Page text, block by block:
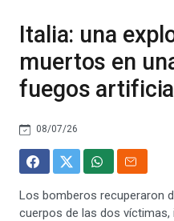
Italia: una
muertos en
fuegos
08/07/26
Los bomberos recuperaron
cuerpos de las dos